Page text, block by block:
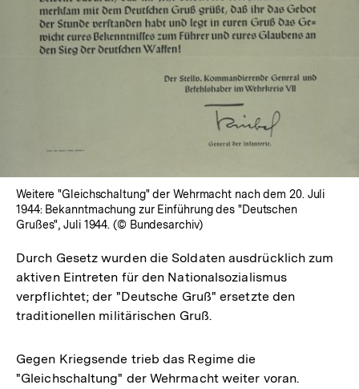
Weitere "Gleichschaltung" der Wehrmacht nach dem 20. Juli
1944: Bekanntmachung zur Einführung des "Deutschen
Grußes", Juli 1944. (© Bundesarchiv)
Durch Gesetz wurden die Soldaten ausdrücklich zum
aktiven Eintreten für den Nationalsozialismus
verpflichtet; der "Deutsche Gruß" ersetzte den
traditionellen militärischen Gruß.
Gegen Kriegsende trieb das Regime die
"Gleichschaltung" der Wehrmacht weiter voran.